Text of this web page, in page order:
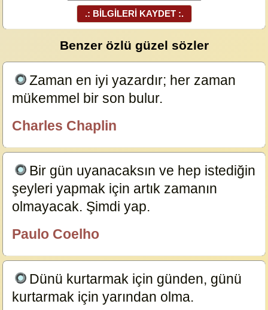
.: BİLGİLERİ KAYDET :.
Benzer özlü güzel sözler
Zaman en iyi yazardır; her zaman
mükemmel bir son bulur.
Charles Chaplin
Bir gün uyanacaksın ve hep istediğin
şeyleri yapmak için artık zamanın
olmayacak. Şimdi yap.
Paulo Coelho
Dünü kurtarmak için günden, günü
kurtarmak için yarından olma.